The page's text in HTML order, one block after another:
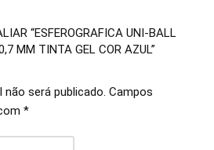
“ESFEROGRAFICA UNI-BALL
MM TINTA GEL COR AZUL”
não será publicado. Campos
*